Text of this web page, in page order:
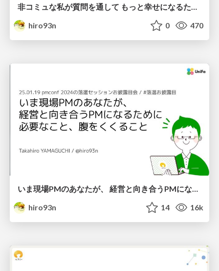
非コミュな私が質問を通して もっと幸せになるための生存戦略 / hicommu-sitsumon-senryaku
hiro93n
0 470
いま現場PMのあなたが、 経営と向き合うPMになるために 必要なこと、腹をくくること
hiro93n
14 16k